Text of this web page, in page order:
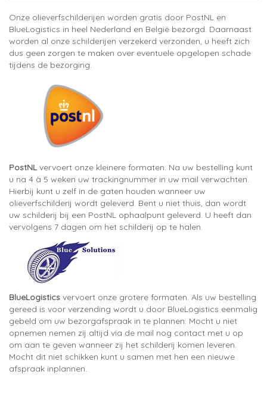
Onze olieverfschilderijen worden gratis door PostNL en
BlueLogistics in heel Nederland en België bezorgd. Daarnaast
worden al onze schilderijen verzekerd verzonden, u heeft zich
dus geen zorgen te maken over eventuele opgelopen schade
tijdens de bezorging.
PostNLvervoert onze kleinere formaten. Na uw bestelling kunt
u na 4 à 5 weken uw trackingnummer in uw mail verwachten.
Hierbij kunt u zelf in de gaten houden wanneer uw
olieverfschilderij wordt geleverd. Bent u niet thuis, dan wordt
uw schilderij bij een PostNL ophaalpunt geleverd. U heeft dan
vervolgens 7 dagen om het schilderij op te halen.
BlueLogistics vervoert onze grotere formaten. Als uw bestelling
gereed is voor verzending wordt u door BlueLogistics eenmalig
gebeld om uw bezorgafspraak in te plannen. Mocht u niet
opnemen nemen zij altijd via de mail nog contact met u op
om aan te geven wanneer zij het schilderij komen leveren.
Mocht dit niet schikken kunt u samen met hen een nieuwe
afspraak inplannen.